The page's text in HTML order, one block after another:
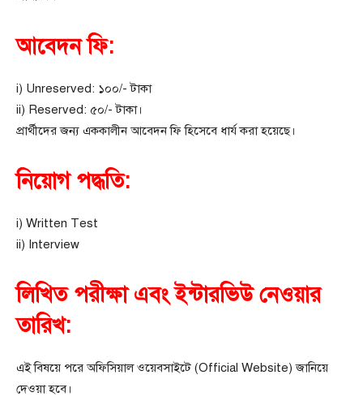
আবেদন ফি:
i) Unreserved: ১০০/- টাকা
ii) Reserved: ৫০/- টাকা।
প্রার্থীদের জন্য এককালীন আবেদন ফি হিসেবে ধার্য করা হয়েছে।
নিয়োগ পদ্ধতি:
i) Written Test
ii) Interview
লিখিত পরীক্ষা এবং ইন্টারভিউ নেওয়ার
তারিখ:
এই বিষয়ে পরে অফিসিয়াল ওয়েবসাইটে (Official Website) জানিয়ে
দেওয়া হবে।